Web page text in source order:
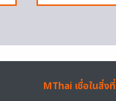
MThai เชื่อในสิ่ง